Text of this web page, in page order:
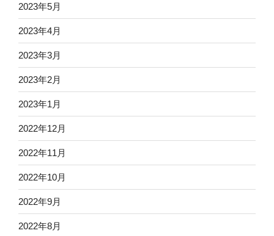
2023年5月
2023年4月
2023年3月
2023年2月
2023年1月
2022年12月
2022年11月
2022年10月
2022年9月
2022年8月